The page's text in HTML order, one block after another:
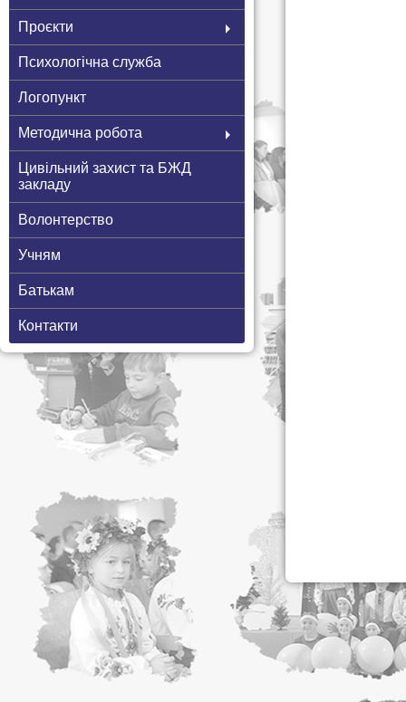
Проєкти
Психологічна служба
Логопункт
Методична робота
Цивільний захист та БЖД
закладу
Волонтерство
Учням
Батькам
Контакти